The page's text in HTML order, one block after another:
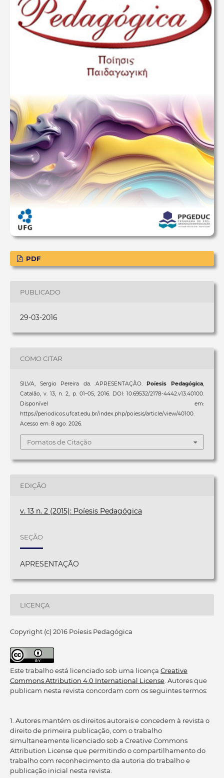
PDF
PUBLICADO
29-03-2016
COMO CITAR
SILVA, Sergio Pereira da. APRESENTAÇÃO. Poíesis Pedagógica,
Catalão, v. 13, n. 2, p. 01–05, 2016. DOI: 10.69532/2178-4442.v13.40100.
Disponível em:
https://periodicos.ufcat.edu.br/index.php/poiesis/article/view/40100.
Acesso em: 8 ago. 2026.
Fomatos de Citação
EDIÇÃO
v. 13 n. 2 (2015): Poíesis Pedagógica
SEÇÃO
APRESENTAÇÃO
LICENÇA
Copyright (c) 2016 Poíesis Pedagógica
Este trabalho está licenciado sob uma licença Creative
Commons Attribution 4.0 International License. Autores que
publicam nesta revista concordam com os seguintes termos:
1. Autores mantém os direitos autorais e concedem à revista o
direito de primeira publicação, com o trabalho
simultaneamente licenciado sob a Creative Commons
Attribution License que permitindo o compartilhamento do
trabalho com reconhecimento da autoria do trabalho e
publicação inicial nesta revista.